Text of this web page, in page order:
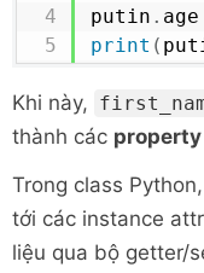
def
years
putin . age
print (
Khi này,
thành các property
Trong class
tới các instance
liệu qua bộ getter/